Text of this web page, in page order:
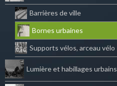
Barrières de ville
Bornes urbaines
Supports vélos, arceau vélo
Lumière et habillages urbains